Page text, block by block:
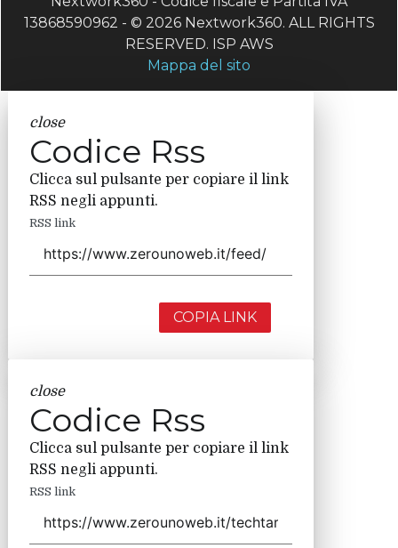
13868590962 - © 2026 Nextwork360. ALL RIGHTS
RESERVED. ISP AWS
Mappa del sito
close
Codice Rss
Clicca sul pulsante per copiare il link
RSS negli appunti.
RSS link
COPIA LINK
close
Codice Rss
Clicca sul pulsante per copiare il link
RSS negli appunti.
RSS link